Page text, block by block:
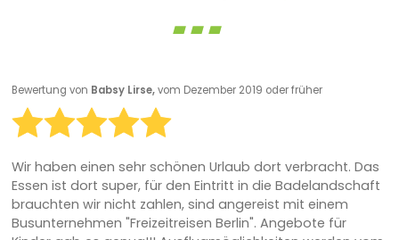
Bewertung von Babsy Lirse,vom Dezember 2019 oder früher
Wir haben einen sehr schönen Urlaub dort verbracht. Das
Essen ist dort super, für den Eintritt in die Badelandschaft
brauchten wir nicht zahlen, sind angereist mit einem
Busunternehmen "Freizeitreisen Berlin". Angebote für